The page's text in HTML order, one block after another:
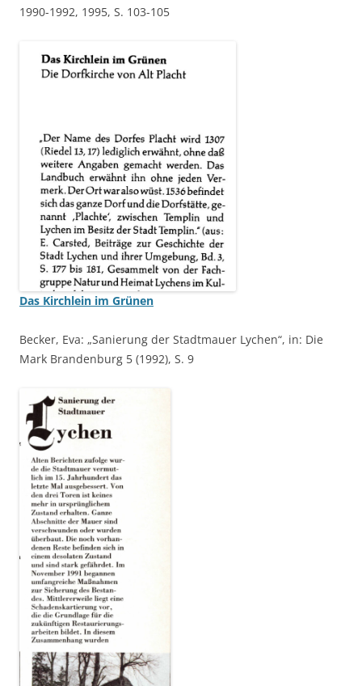
1990-1992, 1995, S. 103-105
Das Kirchlein im Grünen
Becker, Eva: „Sanierung der Stadtmauer Lychen“, in: Die
Mark Brandenburg 5 (1992), S. 9